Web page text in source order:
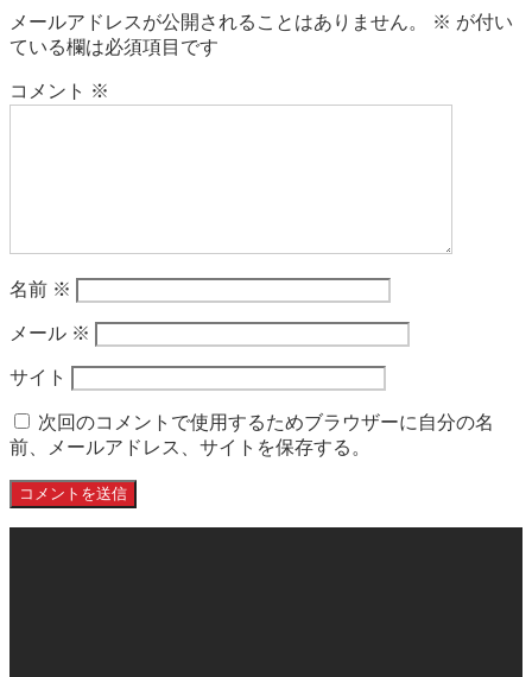
メールアドレスが公開されることはありません。 ※ が付い
ている欄は必須項目です
コメント ※
名前 ※
メール ※
サイト
次回のコメントで使用するためブラウザーに自分の名
前、メールアドレス、サイトを保存する。